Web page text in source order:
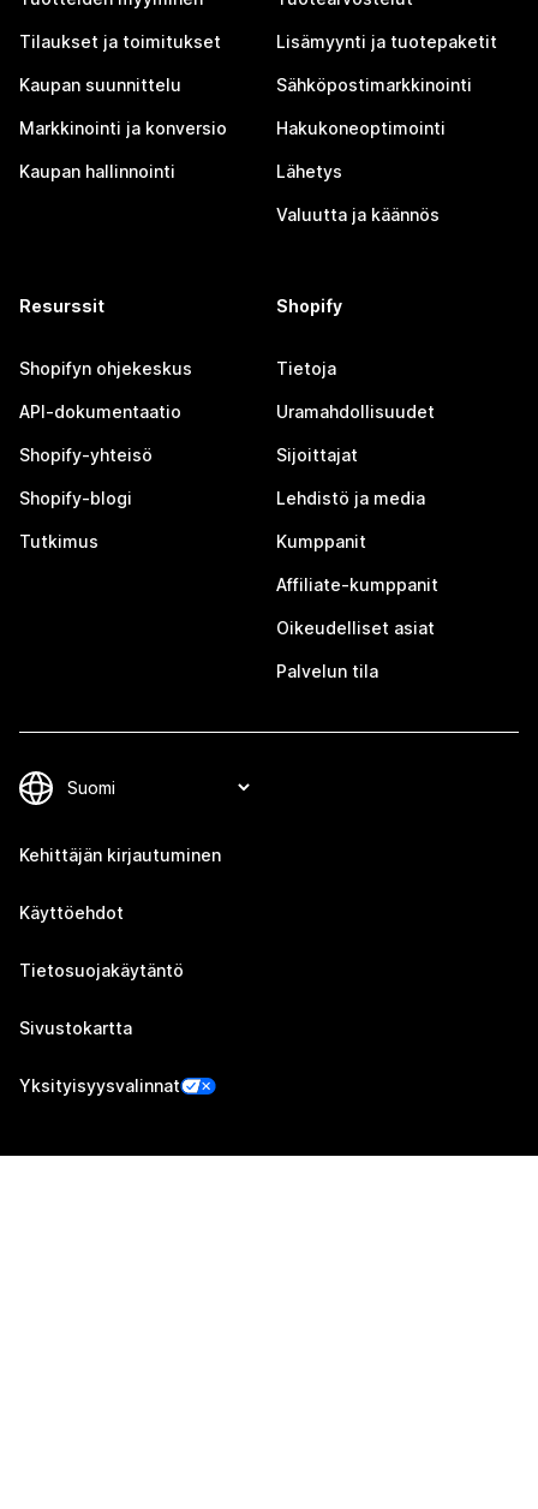
Tilaukset ja toimitukset
Kaupan suunnittelu
Markkinointi ja konversio
Kaupan hallinnointi
Lisämyynti ja tuotepaketit
Sähköpostimarkkinointi
Hakukoneoptimointi
Lähetys
Valuutta ja käännös
Resurssit
Shopifyn ohjekeskus
API-dokumentaatio
Shopify-yhteisö
Shopify-blogi
Tutkimus
Shopify
Tietoja
Uramahdollisuudet
Sijoittajat
Lehdistö ja media
Kumppanit
Affiliate-kumppanit
Oikeudelliset asiat
Palvelun tila
Kehittäjän kirjautuminen
Käyttöehdot
Tietosuojakäytäntö
Sivustokartta
Yksityisyysvalinnat